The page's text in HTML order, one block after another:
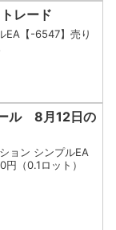
レード
EA【-6547】売り
ール 8月12日の
ョン シンプルEA
（0.1ロット）